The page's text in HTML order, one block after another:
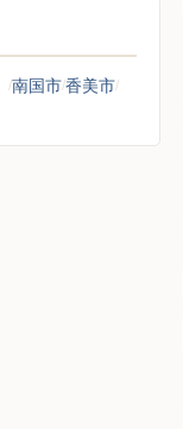
南国市香美市